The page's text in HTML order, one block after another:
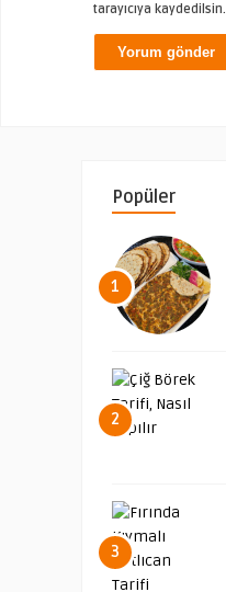
tarayıcıya kaydedilsin.
Popüler
1
2
3